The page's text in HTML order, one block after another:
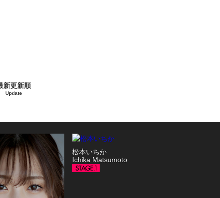
新更新順
Update
松本いちか
Ichika Matsumoto